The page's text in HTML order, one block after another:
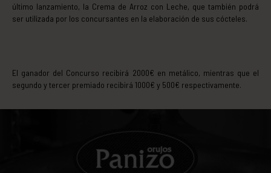
último lanzamiento, la Crema de Arroz con Leche, que también podrá
ser utilizada por los concursantes en la elaboración de sus cócteles.
El ganador del Concurso recibirá 2000€ en metálico, mientras que el
segundo y tercer premiado recibirá 1000€ y 500€ respectivamente.